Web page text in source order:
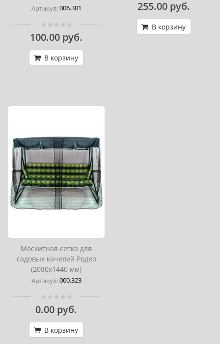
Артикул:006.301
100.00 руб.
В корзину
255.00 руб.
В корзину
Москитная сетка для
садовых качелей Родео
(2080х1440 мм)
Артикул:000.323
0.00 руб.
В корзину